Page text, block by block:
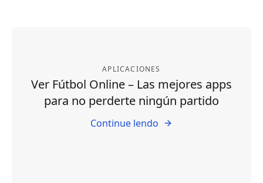
APLICACIONES
Ver Fútbol Online – Las mejores apps
para no perderte ningún partido
Continue lendo